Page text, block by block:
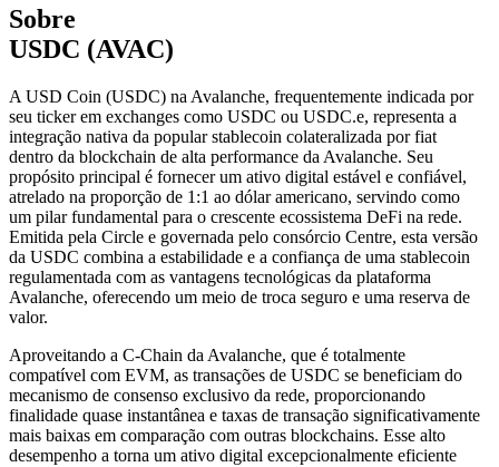
Sobre
USDC (AVAC)
A USD Coin (USDC) na Avalanche, frequentemente indicada por
seu ticker em exchanges como USDC ou USDC.e, representa a
integração nativa da popular stablecoin colateralizada por fiat
dentro da blockchain de alta performance da Avalanche. Seu
propósito principal é fornecer um ativo digital estável e confiável,
atrelado na proporção de 1:1 ao dólar americano, servindo como
um pilar fundamental para o crescente ecossistema DeFi na rede.
Emitida pela Circle e governada pelo consórcio Centre, esta versão
da USDC combina a estabilidade e a confiança de uma stablecoin
regulamentada com as vantagens tecnológicas da plataforma
Avalanche, oferecendo um meio de troca seguro e uma reserva de
valor.
Aproveitando a C-Chain da Avalanche, que é totalmente
compatível com EVM, as transações de USDC se beneficiam do
mecanismo de consenso exclusivo da rede, proporcionando
finalidade quase instantânea e taxas de transação significativamente
mais baixas em comparação com outras blockchains. Esse alto
desempenho a torna um ativo digital excepcionalmente eficiente